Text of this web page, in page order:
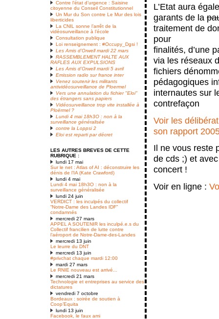
Contre l’état d’urgence : Saisine
citoyenne du Conseil Constitutionnel
Un Mur du Son contre Le Mur des lois
liberticides
La CNIL sonne l’arrêt de la
vidéosurveillance à l’école
Consultation publique
Loi renseignement : #Occupy_Dgsi !
Les Amis d’Orwell mardi 22 mars
RASSEMBLEMENT HALTE AUX
RAFLES AUX EXPULSIONS
Les Amis d’Orwell mardi 5 avril
Emission radio sur france inter
Venez soutenir les militants
antividéosurveillance de Ploermel
Vers une annulation du fichier "Eloi"
des étrangers sans papiers
Vidéosurveillance trop vite installée à
Ploërmel ?
Lundi 4 mai 18h3O : non à la
surveillance généralisée
contre la Loppsi 2
Eloi est reparti par décret
LES AUTRES BREVES DE CETTE
RUBRIQUE :
lundi 17 mai
Sur le net : Atlas of AI : déconstruire les
dénis de l’IA (Kate Crawford)
lundi 4 mai
Lundi 4 mai 18h3O : non à la
surveillance généralisée
lundi 24 juin
VERDICT : les inculpés du collectif
“Notre-Dame des Landes IDF”
condamnés
mercredi 27 mars
APPEL A SOUTENIR les inculpé.e.s du
Collectif francilien de lutte contre
l’aéroport de Notre-Dame-des-Landes
mercredi 13 juin
Le leurre du DNT
mercredi 13 juin
#privchat chaque mardi 12:00
mardi 27 mars
Le RNIE nouveau est arrivé...
mercredi 21 mars
Technologie et entreprises au service des
dictatures
vendredi 7 octobre
Bordeaux : soirée de soutien à
Coop’Equita
lundi 13 juin
Facebook, le faux ami
L’Etat aura
garants de la
traitement de
pour
finalités, d’une
via les réseaux
fichiers
pédagogiques
internautes sur
contrefaçon
Voir les
son rapport
Il ne vous reste
de cds ;) et
concert !
Voir en ligne :